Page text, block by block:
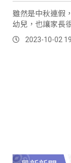
雖然是中秋連假
幼兒，也讓家長
2023-10-02